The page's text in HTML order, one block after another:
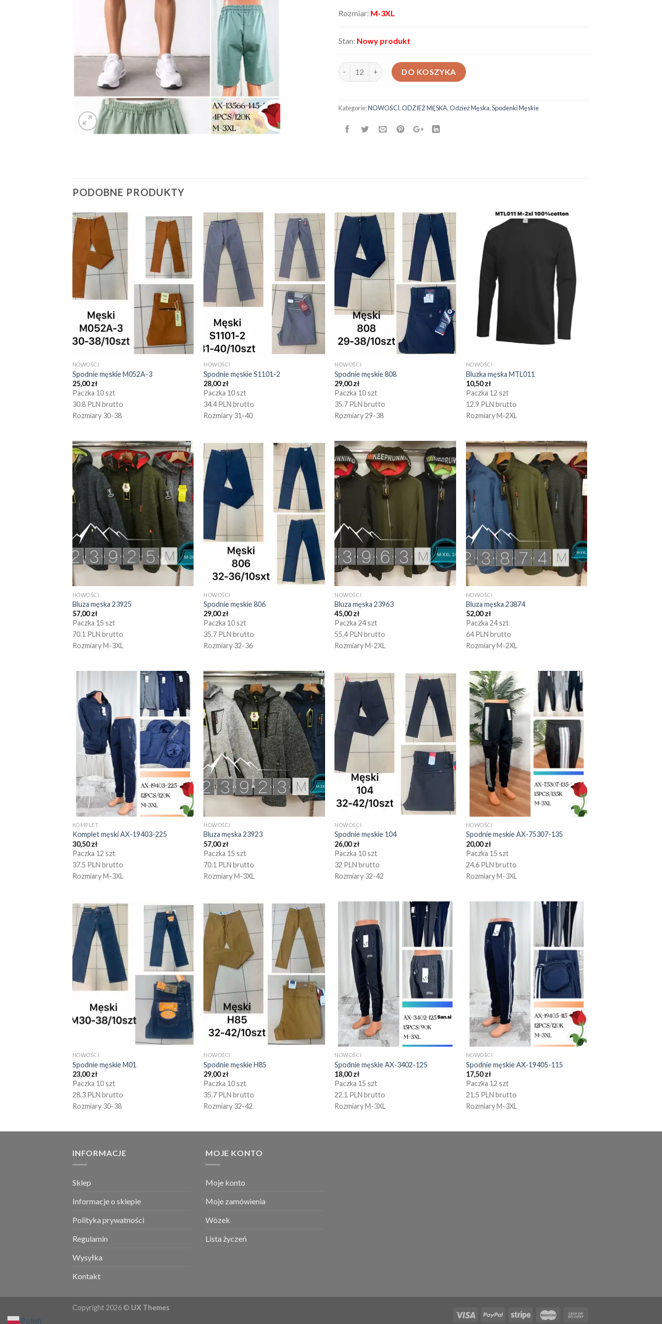
Rozmiar: M-3XL
Stan: Nowy produkt
ilość Spodenki męskie AX-13566-145
DO KOSZYKA
Kategorie:NOWOŚCI,ODZIEŻ MĘSKA,Odzież Męska,Spodenki Męskie
PODOBNE PRODUKTY
NOWOŚCI
Spodnie męskie M052A-3
25,00zł
Paczka 10 szt
30.8 PLN brutto
Rozmiary 30-38
NOWOŚCI
Spodnie męskie S1101-2
28,00zł
Paczka 10 szt
34.4 PLN brutto
Rozmiary 31-40
NOWOŚCI
Spodnie męskie 808
29,00zł
Paczka 10 szt
35.7 PLN brutto
Rozmiary 29-38
NOWOŚCI
Bluzka męska MTL011
10,50zł
Paczka 12 szt
12.9 PLN brutto
Rozmiary M-2XL
NOWOŚCI
Bluza męska 23925
57,00zł
Paczka 15 szt
70.1 PLN brutto
Rozmiary M-3XL
NOWOŚCI
Spodnie męskie 806
29,00zł
Paczka 10 szt
35.7 PLN brutto
Rozmiary 32-36
NOWOŚCI
Bluza męska 23963
45,00zł
Paczka 24 szt
55.4 PLN brutto
Rozmiary M-2XL
NOWOŚCI
Bluza męska 23874
52,00zł
Paczka 24 szt
64 PLN brutto
Rozmiary M-2XL
KOMPLET
Komplet męski AX-19403-225
30,50zł
Paczka 12 szt
37.5 PLN brutto
Rozmiary M-3XL
NOWOŚCI
Bluza męska 23923
57,00zł
Paczka 15 szt
70.1 PLN brutto
Rozmiary M-3XL
NOWOŚCI
Spodnie męskie 104
26,00zł
Paczka 10 szt
32 PLN brutto
Rozmiary 32-42
NOWOŚCI
Spodnie męskie AX-75307-135
20,00zł
Paczka 15 szt
24.6 PLN brutto
Rozmiary M-3XL
NOWOŚCI
Spodnie męskie M01
23,00zł
Paczka 10 szt
28.3 PLN brutto
Rozmiary 30-38
NOWOŚCI
Spodnie męskie H85
29,00zł
Paczka 10 szt
35.7 PLN brutto
Rozmiary 32-42
NOWOŚCI
Spodnie męskie AX-3402-125
18,00zł
Paczka 15 szt
22.1 PLN brutto
Rozmiary M-3XL
NOWOŚCI
Spodnie męskie AX-19405-115
17,50zł
Paczka 12 szt
21.5 PLN brutto
Rozmiary M-3XL
INFORMACJE
Sklep
Informacje o sklepie
Polityka prywatności
Regulamin
Wysyłka
Kontakt
MOJE KONTO
Moje konto
Moje zamówienia
Wózek
Lista życzeń
Copyright 2026 © UX Themes
Polish